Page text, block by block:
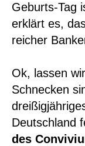
Geburts-Tag
erklärt es,
reicher
Ok, lassen
Schnecken
Deutschland
des